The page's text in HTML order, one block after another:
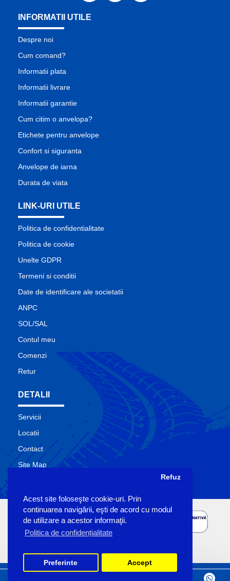
Acest site foloseşte cookie-uri. Prin
continuarea navigării, eşti de acord cu modul
de utilizare a acestor informaţii.
Politica de confidențialitate
Refuz
Preferinte Accept
INFORMATII UTILE
Despre noi
Cum comand?
Informatii plata
Informatii livrare
Informatii garantie
Cum citim o anvelopa?
Etichete pentru anvelope
Confort si siguranta
Anvelope de iarna
Durata de viata
LINK-URI UTILE
Politica de confidentialitate
Politica de cookie
Unelte GDPR
Termeni si conditii
Date de identificare ale societatii
ANPC
SOL/SAL
Contul meu
Comenzi
Retur
DETALII
Servicii
Locatii
Contact
Site Map
Copyright Sigemo © 2023